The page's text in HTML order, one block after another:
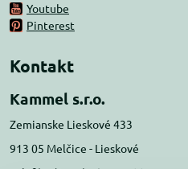
Youtube
Pinterest
Kontakt
Kammel s.r.o.
Zemianske Lieskové 433
913 05 Melčice - Lieskové